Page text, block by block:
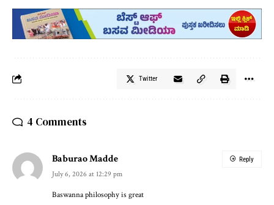
Twitter
4 Comments
Baburao Madde
July 6, 2026 at 12:29 pm
Baswanna philosophy is great
Reply